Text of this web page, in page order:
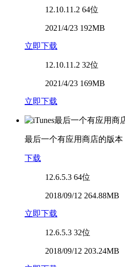
12.10.11.2 64位
2021/4/23 192MB
立即下载
12.10.11.2 32位
2021/4/23 169MB
立即下载
最后一个有应用商店的版本
下载
12.6.5.3 64位
2018/09/12 264.88MB
立即下载
12.6.5.3 32位
2018/09/12 203.24MB